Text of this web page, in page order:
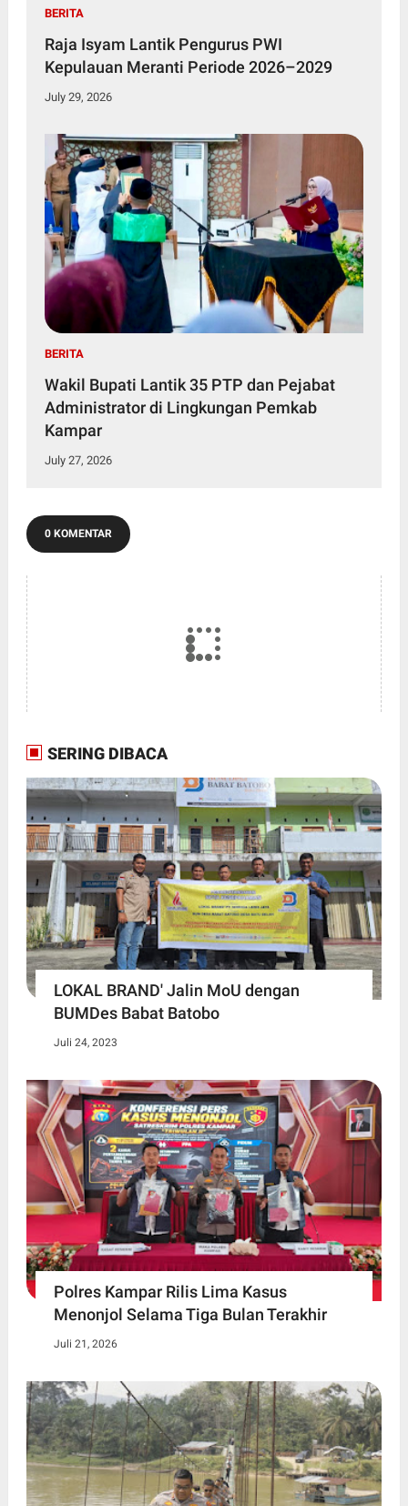
BERITA
Raja Isyam Lantik Pengurus PWI
Kepulauan Meranti Periode 2026–2029
July 29, 2026
BERITA
Wakil Bupati Lantik 35 PTP dan Pejabat
Administrator di Lingkungan Pemkab
Kampar
July 27, 2026
0 KOMENTAR
SERING DIBACA
LOKAL BRAND' Jalin MoU dengan
BUMDes Babat Batobo
Juli 24, 2023
Polres Kampar Rilis Lima Kasus
Menonjol Selama Tiga Bulan Terakhir
Juli 21, 2026